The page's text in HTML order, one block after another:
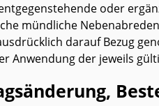
oder
mündliche
darauf Bezug
der jeweils